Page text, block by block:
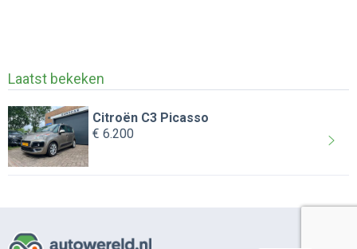
Laatst bekeken
Citroën C3 Picasso
€ 6.200